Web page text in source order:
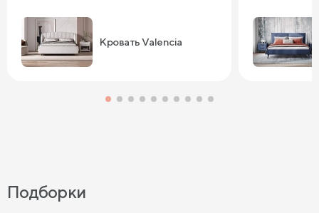
Кровать Valencia
Подборки